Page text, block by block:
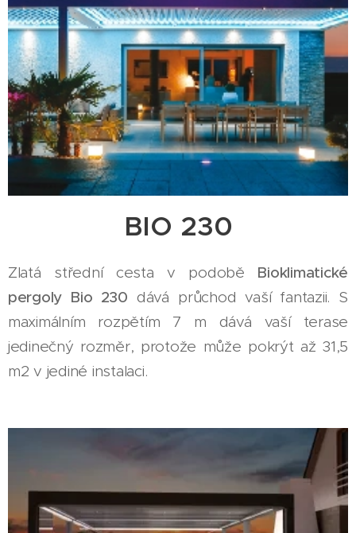
BIO 230
Zlatá střední cesta v podobě Bioklimatické
pergoly Bio 230 dává průchod vaší fantazii. S
maximálním rozpětím 7 m dává vaší terase
jedinečný rozměr, protože může pokrýt až 31,5
m2 v jediné instalaci.